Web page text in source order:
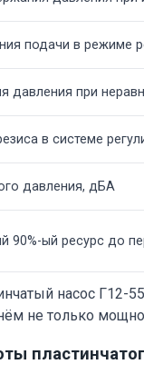
подачи в режиме
давления при
в системе
давления, дБА
90%-ый ресурс до
насос Г12-
не только